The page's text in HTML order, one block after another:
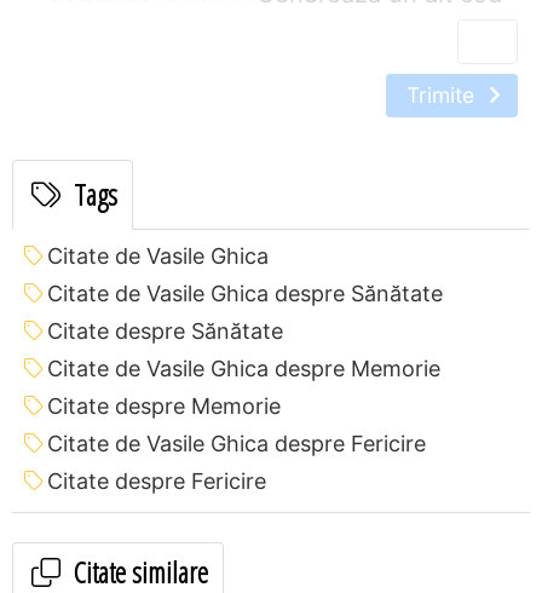
Trimite
Tags
Citate de Vasile Ghica
Citate de Vasile Ghica despre Sănătate
Citate despre Sănătate
Citate de Vasile Ghica despre Memorie
Citate despre Memorie
Citate de Vasile Ghica despre Fericire
Citate despre Fericire
Citate similare